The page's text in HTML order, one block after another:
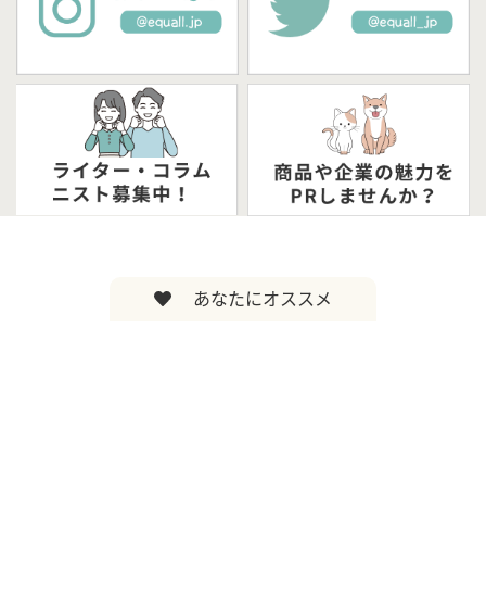
あなたにオススメ